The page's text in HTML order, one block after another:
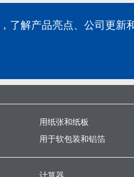
了解产品亮点、公司更新
用纸张和纸板
用于软包装和铝箔